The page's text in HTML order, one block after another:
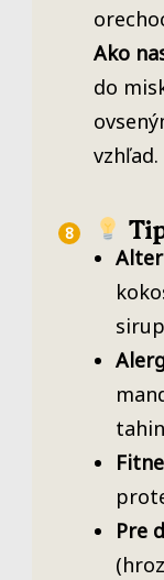
Ako
do
vzhľad.
sirup
Pre